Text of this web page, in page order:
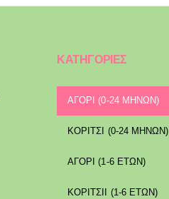
ΚΑΤΗΓΟΡΙΕΣ
ΑΓΟΡΙ (0-24 ΜΗΝΩΝ)
ΚΟΡΙΤΣΙ (0-24 ΜΗΝΩΝ)
ΑΓΟΡΙ (1-6 ΕΤΩΝ)
ΚΟΡΙΤΣΙΙ (1-6 ΕΤΩΝ)